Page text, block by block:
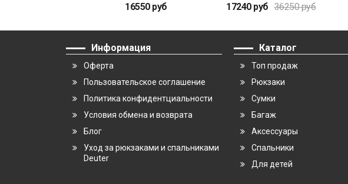
16550 руб 17240 руб 36250 руб
Информация
Оферта
Пользовательское соглашение
Политика конфидентциальности
Условия обмена и возврата
Блог
Уход за рюкзаками и спальниками
Deuter
Каталог
Топ продаж
Рюкзаки
Сумки
Багаж
Аксессуары
Спальники
Для детей